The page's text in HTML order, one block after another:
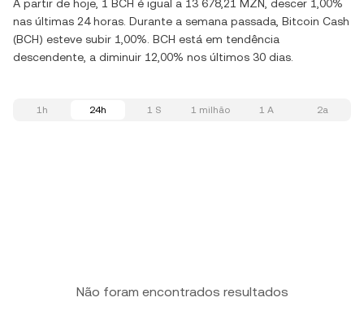
A partir de hoje, 1 BCH é igual a 13 678,21 MZN, descer 1,00%
nas últimas 24 horas. Durante a semana passada, Bitcoin Cash
(BCH) esteve subir 1,00%. BCH está em tendência
descendente, a diminuir 12,00% nos últimos 30 dias.
1h 24h 1 S 1 milhão 1 A 2a
Não foram encontrados resultados